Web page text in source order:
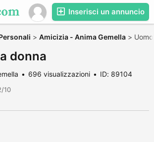
Inserisci un annuncio
> Amicizia - Anima Gemella >
donna
696 visualizzazioni ID: 89104
10